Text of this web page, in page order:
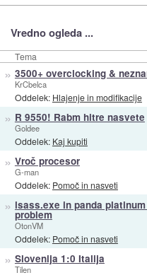
Vredno ogleda ...
Tema
» 3500+ overclocking &
KrCbelca
Oddelek: Hlajenje in modifikacije
» R 9550! Rabm hitre nasvete
Goldee
Oddelek: Kaj kupiti
» Vroč procesor
G-man
Oddelek: Pomoč in nasveti
» lsass.exe in panda
problem
OtonVM
Oddelek: Pomoč in nasveti
» Slovenija 1:0 Italija
Tilen